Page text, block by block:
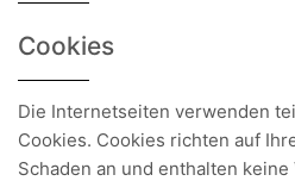
Cookies
Die Internetseiten verwenden
Cookies. Cookies richten auf
Schaden an und enthalten